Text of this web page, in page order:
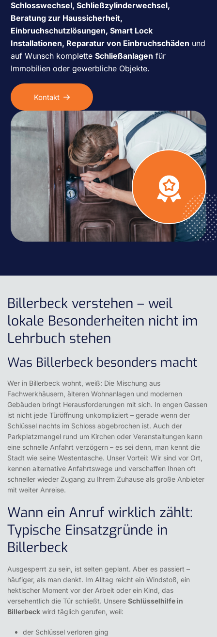
Schlosswechsel, Schließzylinderwechsel,
Beratung zur Haussicherheit,
Einbruchschutzlösungen, Smart Lock
Installationen, Reparatur von Einbruchschäden und
auf Wunsch komplette Schließanlagen für
Immobilien oder gewerbliche Objekte.
Kontakt
Billerbeck verstehen – weil
lokale Besonderheiten nicht im
Lehrbuch stehen
Was Billerbeck besonders macht
Wer in Billerbeck wohnt, weiß: Die Mischung aus
Fachwerkhäusern, älteren Wohnanlagen und modernen
Gebäuden bringt Herausforderungen mit sich. In engen Gassen
ist nicht jede Türöffnung unkompliziert – gerade wenn der
Schlüssel nachts im Schloss abgebrochen ist. Auch der
Parkplatzmangel rund um Kirchen oder Veranstaltungen kann
eine schnelle Anfahrt verzögern – es sei denn, man kennt die
Stadt wie seine Westentasche. Unser Vorteil: Wir sind vor Ort,
kennen alternative Anfahrtswege und verschaffen Ihnen oft
schneller wieder Zugang zu Ihrem Zuhause als große Anbieter
mit weiter Anreise.
Wann ein Anruf wirklich zählt:
Typische Einsatzgründe in
Billerbeck
Ausgesperrt zu sein, ist selten geplant. Aber es passiert –
häufiger, als man denkt. Im Alltag reicht ein Windstoß, ein
hektischer Moment vor der Arbeit oder ein Kind, das
versehentlich die Tür schließt. Unsere Schlüsselhilfe in
Billerbeck wird täglich gerufen, weil:
der Schlüssel verloren ging